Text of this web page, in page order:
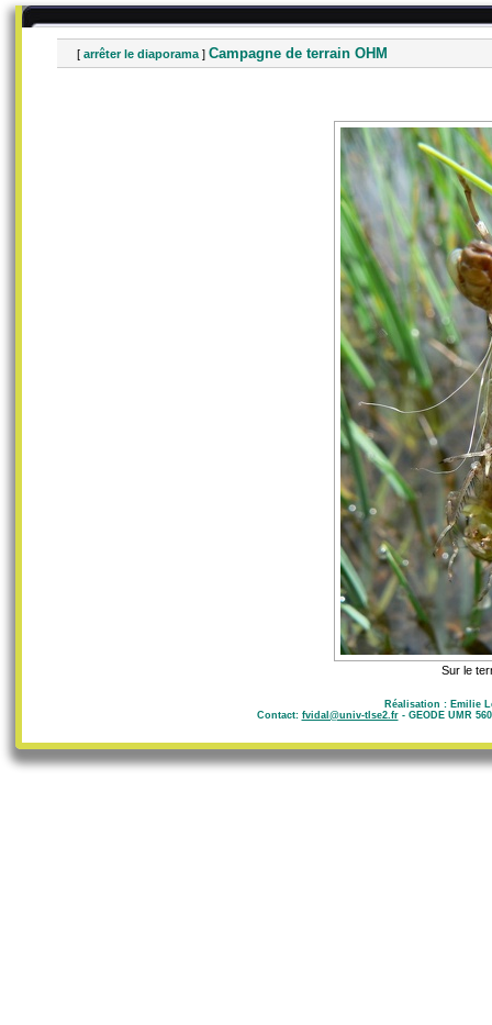
[ arrêter le diaporama ] Campagne de terrain OHM
Sur le
Réalisation : Emilie
Contact: fvidal@univ-tlse2.fr- GEODE UMR